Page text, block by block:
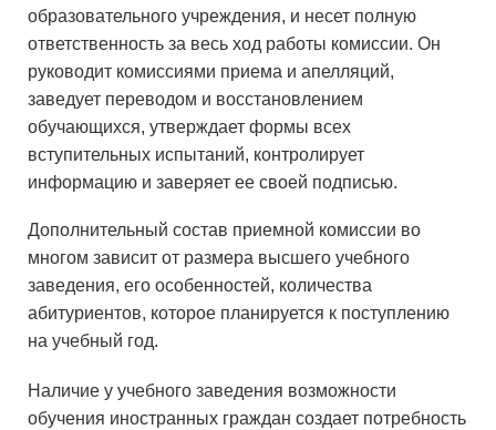
образовательного учреждения, и несет полную
ответственность за весь ход работы комиссии. Он
руководит комиссиями приема и апелляций,
заведует переводом и восстановлением
обучающихся, утверждает формы всех
вступительных испытаний, контролирует
информацию и заверяет ее своей подписью.
Дополнительный состав приемной комиссии во
многом зависит от размера высшего учебного
заведения, его особенностей, количества
абитуриентов, которое планируется к поступлению
на учебный год.
Наличие у учебного заведения возможности
обучения иностранных граждан создает потребность